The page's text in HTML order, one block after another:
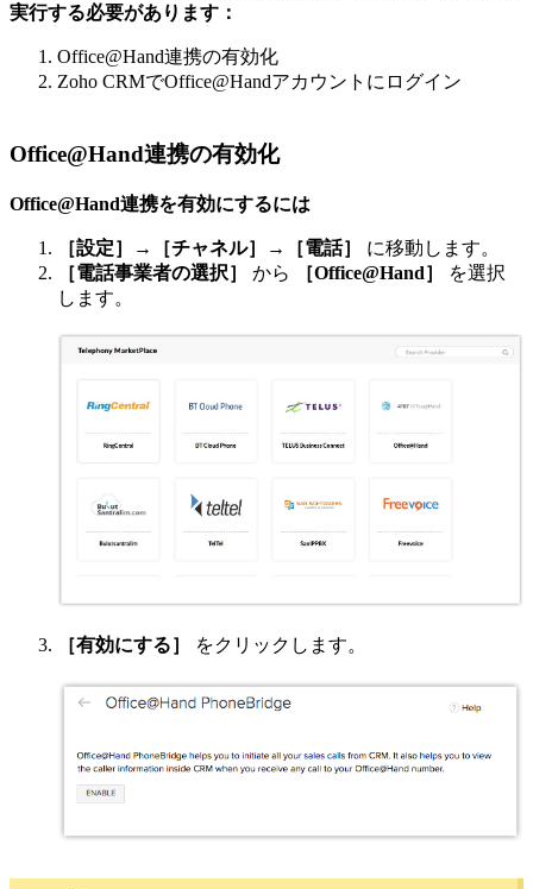
実行する必要があります：
Office@Hand連携の有効化
Zoho CRMでOffice@Handアカウントにログイン
Office@Hand連携の有効化
Office@Hand連携を有効にするには
［設定］ → ［チャネル］ → ［電話］ に移動します。
［電話事業者の選択］ から ［Office@Hand］
を選択
します。
［有効にする］ をクリックします。